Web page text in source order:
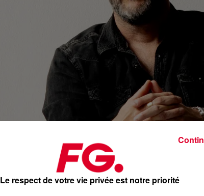
Le respect de votre vie privée est notre priorité